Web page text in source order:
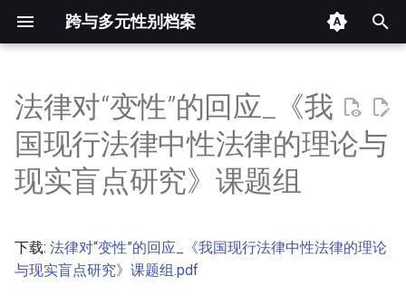
跨与多元性别档案
入
以
开
始
索
摘要
其他信息 [Processed Page
Metadata]
法律对“变性”的回应_《我
国现行法律中性法律的理论与
现实盲点研究》课题组
下载: 法律对“变性”的回应_《我国现行法律中性法律的理论
与现实盲点研究》课题组.pdf